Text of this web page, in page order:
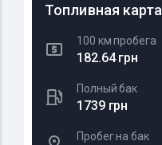
Топливная карта
100 км пробега
182.64 грн
Полный бак
1739 грн
Пробег на бак